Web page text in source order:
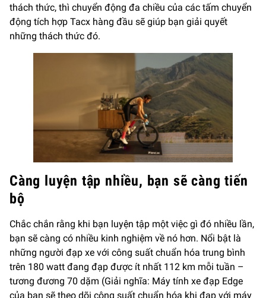
thách thức, thì chuyển động đa chiều của các tấm chuyển
động tích hợp Tacx hàng đầu sẽ giúp bạn giải quyết
những thách thức đó.
Càng luyện tập nhiều, bạn sẽ càng tiến
bộ
Chắc chắn rằng khi bạn luyện tập một việc gì đó nhiều lần,
bạn sẽ càng có nhiều kinh nghiệm về nó hơn. Nổi bật là
những người đạp xe với công suất chuẩn hóa trung bình
trên 180 watt đang đạp được ít nhất 112 km mỗi tuần –
tương đương 70 dặm (Giải nghĩa: Máy tính xe đạp Edge
của bạn sẽ theo dõi công suất chuẩn hóa khi đạp với máy